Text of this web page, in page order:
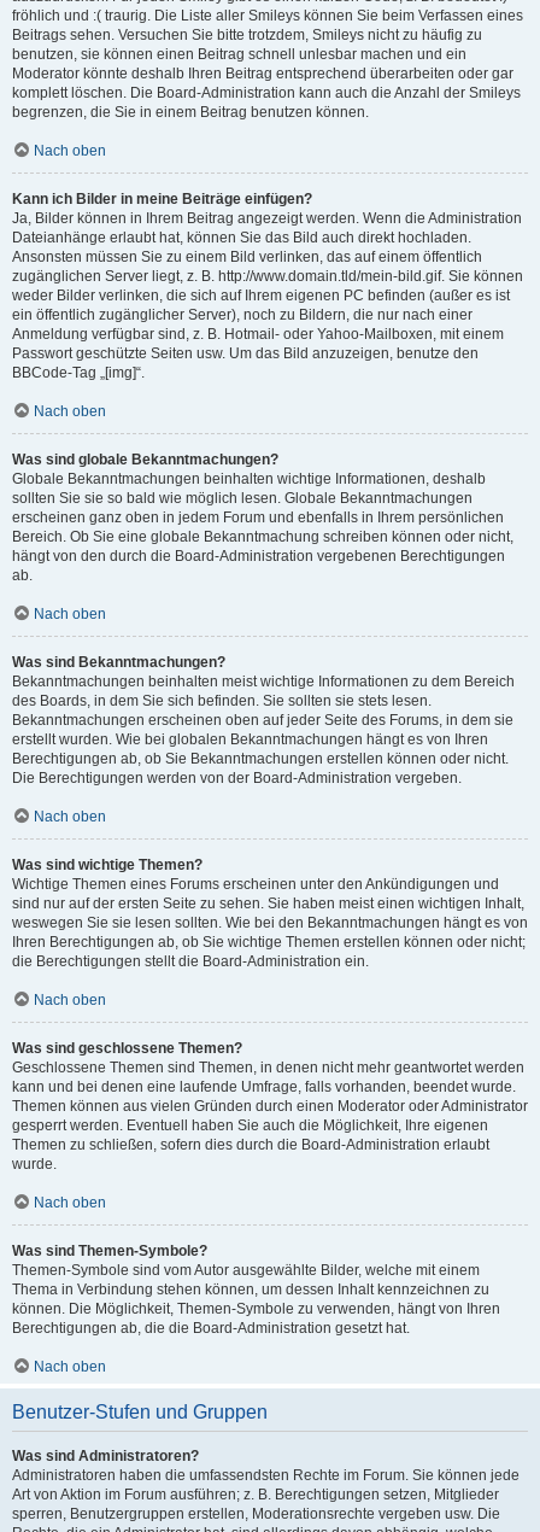
fröhlich und :( traurig. Die Liste aller Smileys können Sie beim Verfassen eines
Beitrags sehen. Versuchen Sie bitte trotzdem, Smileys nicht zu häufig zu
benutzen, sie können einen Beitrag schnell unlesbar machen und ein
Moderator könnte deshalb Ihren Beitrag entsprechend überarbeiten oder gar
komplett löschen. Die Board-Administration kann auch die Anzahl der Smileys
begrenzen, die Sie in einem Beitrag benutzen können.
Nach oben
Kann ich Bilder in meine Beiträge einfügen?
Ja, Bilder können in Ihrem Beitrag angezeigt werden. Wenn die Administration
Dateianhänge erlaubt hat, können Sie das Bild auch direkt hochladen.
Ansonsten müssen Sie zu einem Bild verlinken, das auf einem öffentlich
zugänglichen Server liegt, z. B. http://www.domain.tld/mein-bild.gif. Sie können
weder Bilder verlinken, die sich auf Ihrem eigenen PC befinden (außer es ist
ein öffentlich zugänglicher Server), noch zu Bildern, die nur nach einer
Anmeldung verfügbar sind, z. B. Hotmail- oder Yahoo-Mailboxen, mit einem
Passwort geschützte Seiten usw. Um das Bild anzuzeigen, benutze den
BBCode-Tag „[img]“.
Nach oben
Was sind globale Bekanntmachungen?
Globale Bekanntmachungen beinhalten wichtige Informationen, deshalb
sollten Sie sie so bald wie möglich lesen. Globale Bekanntmachungen
erscheinen ganz oben in jedem Forum und ebenfalls in Ihrem persönlichen
Bereich. Ob Sie eine globale Bekanntmachung schreiben können oder nicht,
hängt von den durch die Board-Administration vergebenen Berechtigungen
ab.
Nach oben
Was sind Bekanntmachungen?
Bekanntmachungen beinhalten meist wichtige Informationen zu dem Bereich
des Boards, in dem Sie sich befinden. Sie sollten sie stets lesen.
Bekanntmachungen erscheinen oben auf jeder Seite des Forums, in dem sie
erstellt wurden. Wie bei globalen Bekanntmachungen hängt es von Ihren
Berechtigungen ab, ob Sie Bekanntmachungen erstellen können oder nicht.
Die Berechtigungen werden von der Board-Administration vergeben.
Nach oben
Was sind wichtige Themen?
Wichtige Themen eines Forums erscheinen unter den Ankündigungen und
sind nur auf der ersten Seite zu sehen. Sie haben meist einen wichtigen Inhalt,
weswegen Sie sie lesen sollten. Wie bei den Bekanntmachungen hängt es von
Ihren Berechtigungen ab, ob Sie wichtige Themen erstellen können oder nicht;
die Berechtigungen stellt die Board-Administration ein.
Nach oben
Was sind geschlossene Themen?
Geschlossene Themen sind Themen, in denen nicht mehr geantwortet werden
kann und bei denen eine laufende Umfrage, falls vorhanden, beendet wurde.
Themen können aus vielen Gründen durch einen Moderator oder Administrator
gesperrt werden. Eventuell haben Sie auch die Möglichkeit, Ihre eigenen
Themen zu schließen, sofern dies durch die Board-Administration erlaubt
wurde.
Nach oben
Was sind Themen-Symbole?
Themen-Symbole sind vom Autor ausgewählte Bilder, welche mit einem
Thema in Verbindung stehen können, um dessen Inhalt kennzeichnen zu
können. Die Möglichkeit, Themen-Symbole zu verwenden, hängt von Ihren
Berechtigungen ab, die die Board-Administration gesetzt hat.
Nach oben
Benutzer-Stufen und Gruppen
Was sind Administratoren?
Administratoren haben die umfassendsten Rechte im Forum. Sie können jede
Art von Aktion im Forum ausführen; z. B. Berechtigungen setzen, Mitglieder
sperren, Benutzergruppen erstellen, Moderationsrechte vergeben usw. Die